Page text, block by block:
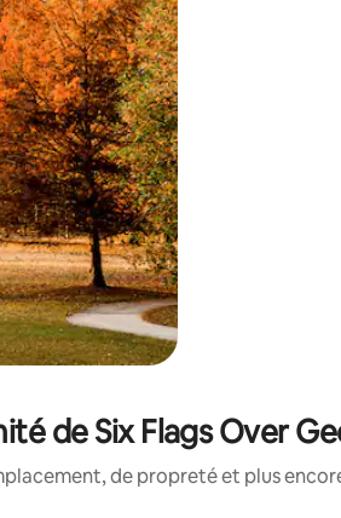
de Six Flags Over
de propreté et plus